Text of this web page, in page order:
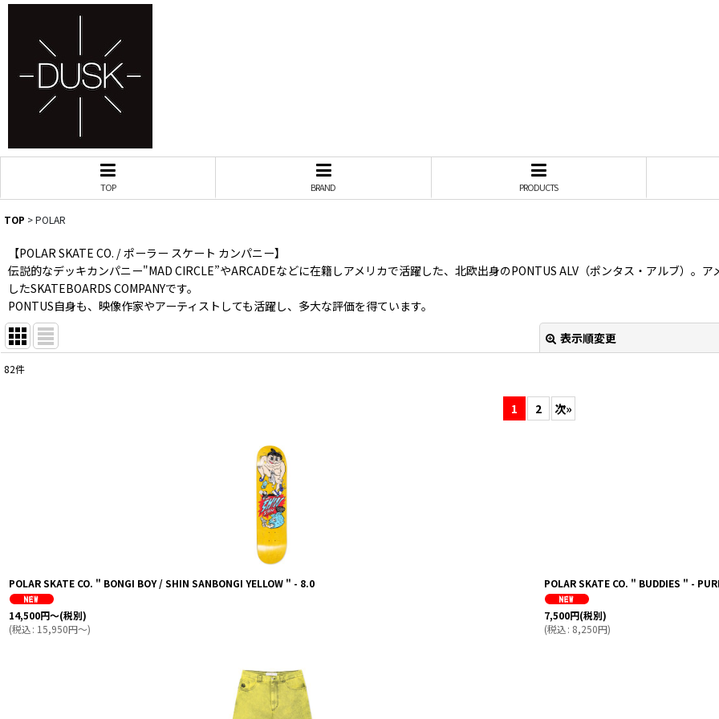
TOP BRAND PRODUCTS
TOP >POLAR
【POLAR SKATE CO. / ポーラー スケート カンパニー】
伝説的なデッキカンパニー"MAD CIRCLE”やARCADEなどに在籍しアメリカで活躍した、北欧出身のPONTUS ALV（ポンタス・アルブ）。
したSKATEBOARDS COMPANYです。
PONTUS自身も、映像作家やアーティストしても活躍し、多大な評価を得ています。
表示順変更
82件
1 2 次»
POLAR SKATE CO. " BONGI BOY / SHIN SANBONGI YELLOW " - 8.0
14,500円～(税別)
(税込: 15,950円～)
POLAR SKATE CO. " BUDDIES " -
7,500円(税別)
(税込: 8,250円)